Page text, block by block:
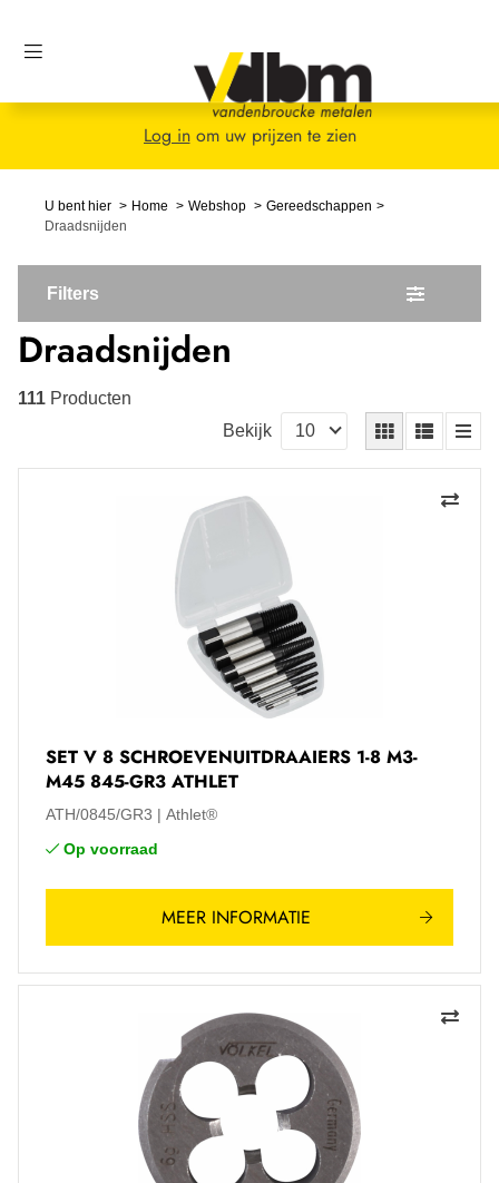
Log inom uw prijzen te zien
U bent hier Home Webshop
Gereedschappen
Draadsnijden
Filters
Draadsnijden
111 Producten
Bekijk
SET V 8 SCHROEVENUITDRAAIERS 1-8 M3-
M45 845-GR3 ATHLET
ATH/0845/GR3
Athlet®
Op voorraad
MEER INFORMATIE